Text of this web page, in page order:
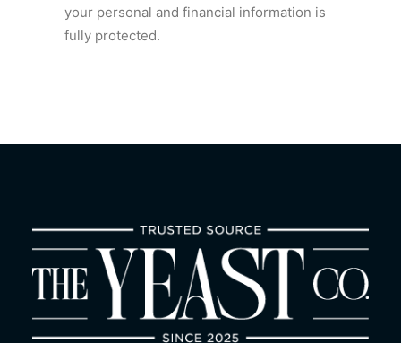
your personal and financial information is
fully protected.